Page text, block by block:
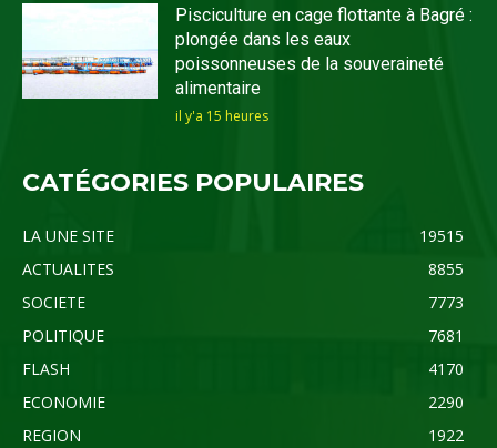
Pisciculture en cage flottante à Bagré :
plongée dans les eaux
poissonneuses de la souveraineté
alimentaire
il y'a 15 heures
CATÉGORIES POPULAIRES
LA UNE SITE
19515
ACTUALITES
8855
SOCIETE
7773
POLITIQUE
7681
FLASH
4170
ECONOMIE
2290
REGION
1922